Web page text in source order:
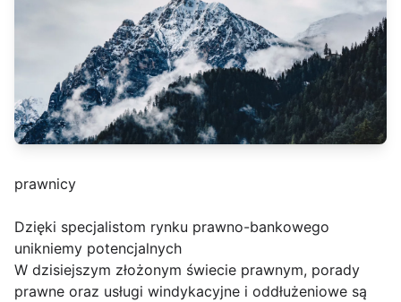
prawnicy
Dzięki specjalistom rynku prawno-bankowego
unikniemy potencjalnych
W dzisiejszym złożonym świecie prawnym, porady
prawne oraz usługi windykacyjne i oddłużeniowe są